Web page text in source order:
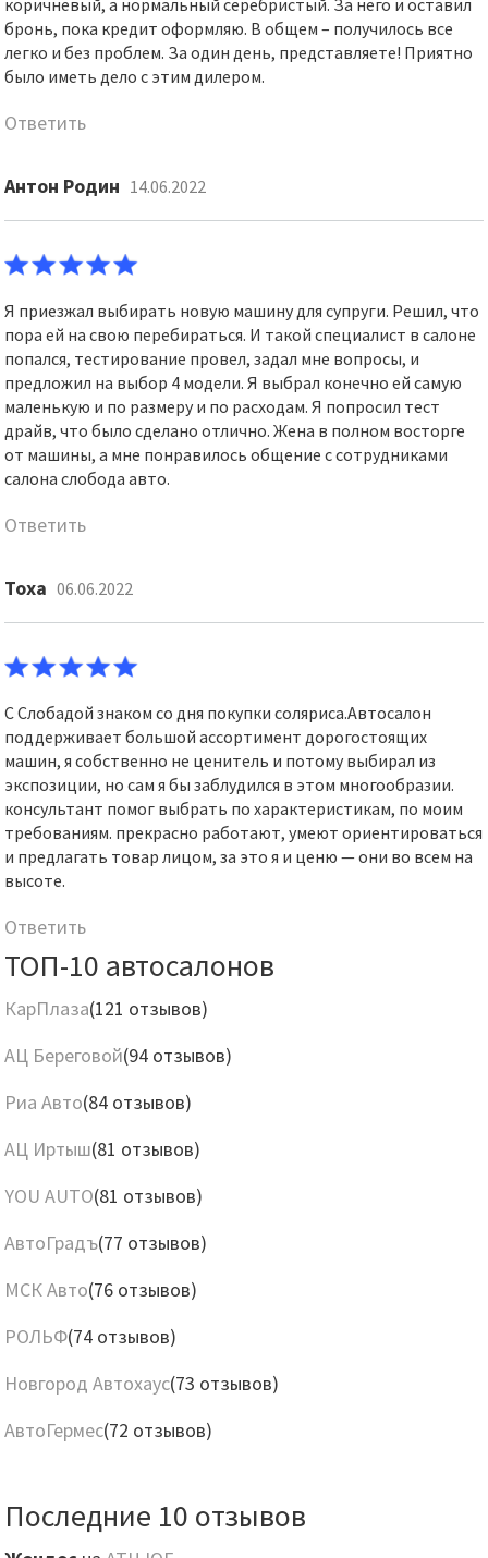
коричневый, а нормальный серебристый. За него и оставил
бронь, пока кредит оформляю. В общем – получилось все
легко и без проблем. За один день, представляете! Приятно
было иметь дело с этим дилером.
Ответить
Антон Родин 14.06.2022
Я приезжал выбирать новую машину для супруги. Решил, что
пора ей на свою перебираться. И такой специалист в салоне
попался, тестирование провел, задал мне вопросы, и
предложил на выбор 4 модели. Я выбрал конечно ей самую
маленькую и по размеру и по расходам. Я попросил тест
драйв, что было сделано отлично. Жена в полном восторге
от машины, а мне понравилось общение с сотрудниками
салона слобода авто.
Ответить
Тоха 06.06.2022
С Слобадой знаком со дня покупки соляриса.Автосалон
поддерживает большой ассортимент дорогостоящих
машин, я собственно не ценитель и потому выбирал из
экспозиции, но сам я бы заблудился в этом многообразии.
консультант помог выбрать по характеристикам, по моим
требованиям. прекрасно работают, умеют ориентироваться
и предлагать товар лицом, за это я и ценю — они во всем на
высоте.
Ответить
ТОП-10 автосалонов
КарПлаза(121 отзывов)
АЦ Береговой(94 отзывов)
Риа Авто(84 отзывов)
АЦ Иртыш(81 отзывов)
YOU AUTO(81 отзывов)
АвтоГрадъ(77 отзывов)
МСК Авто(76 отзывов)
РОЛЬФ(74 отзывов)
Новгород Автохаус(73 отзывов)
АвтоГермес(72 отзывов)
Последние 10 отзывов